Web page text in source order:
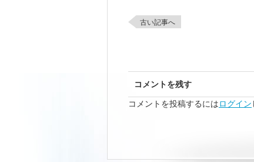
古い記事へ
コメントを残す
コメントを投稿するにはログイン